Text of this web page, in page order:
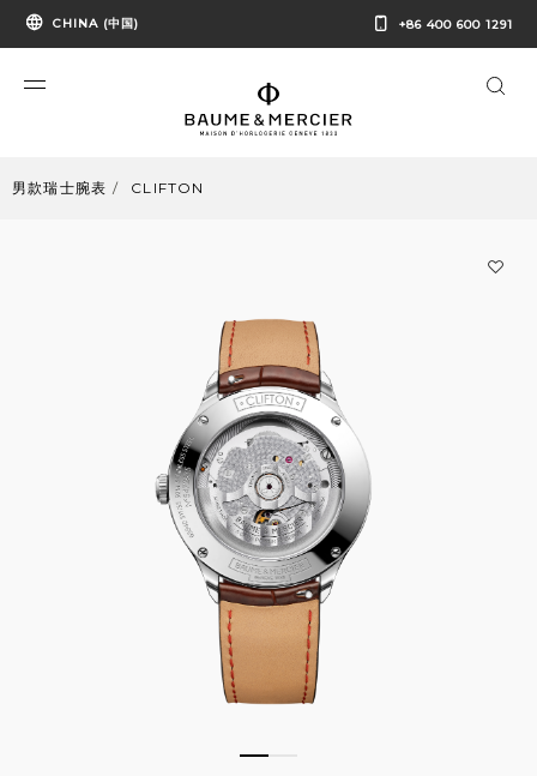
CHINA (中国) +86 400 600 1291
男款瑞士腕表 CLIFTON